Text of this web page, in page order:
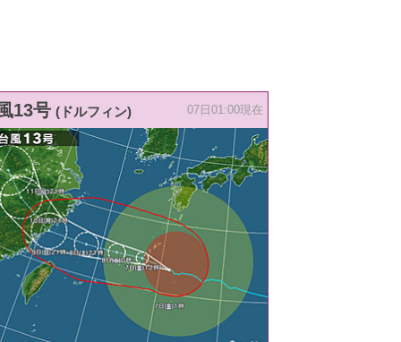
13号 (ドルフィン) 07日01:00現在